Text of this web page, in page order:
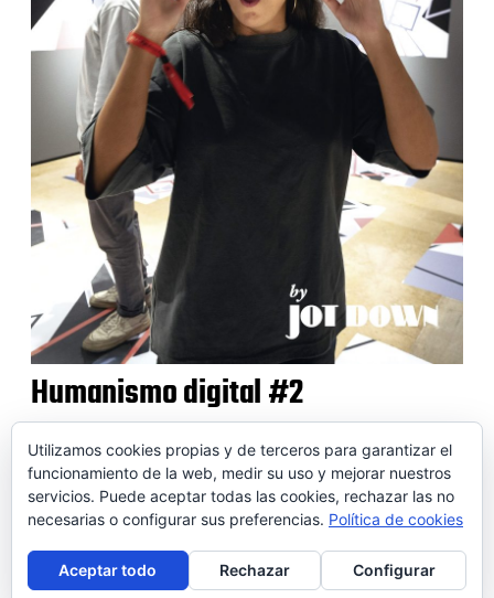
Humanismo digital #2
© 2026 SOIDEM
Contactar Aviso legal Puntos de venta Conversor
Utilizamos cookies propias y de terceros para garantizar el
funcionamiento de la web, medir su uso y mejorar nuestros
servicios. Puede aceptar todas las cookies, rechazar las no
necesarias o configurar sus preferencias. Política de cookies
Aceptar todo Rechazar Configurar